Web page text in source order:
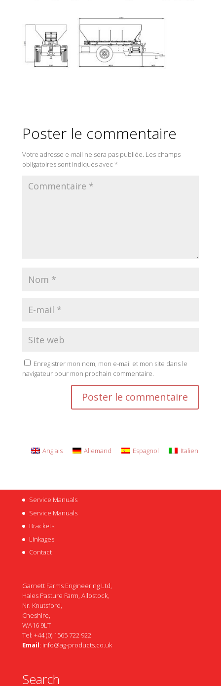
Poster le commentaire
Votre adresse e-mail ne sera pas publiée. Les champs
obligatoires sont indiqués avec *
Enregistrer mon nom, mon e-mail et mon site dans le
navigateur pour mon prochain commentaire.
Anglais Allemand Espagnol Italien
Service Manuals
Service Manuals
Brackets
Linkages
Contact
Garnett Farms Engineering Ltd,
Hales Pasture Farm, Allostock,
Nr. Knutsford,
Cheshire,
WA16 9LT
Tel: +44 (0) 1565 722 922
Email: info@ag-products.co.uk
Search